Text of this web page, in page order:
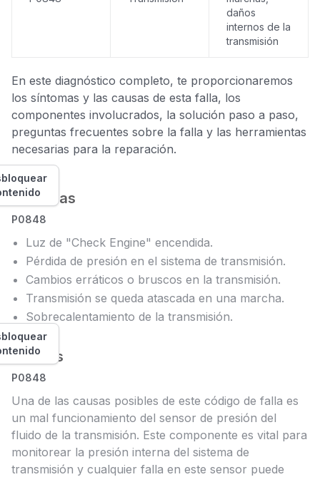
daños
internos de la
transmisión
En este diagnóstico completo, te proporcionaremos
los síntomas y las causas de esta falla, los
componentes involucrados, la solución paso a paso,
preguntas frecuentes sobre la falla y las herramientas
necesarias para la reparación.
Síntomas
P0848
Luz de "Check Engine" encendida.
Pérdida de presión en el sistema de transmisión.
Cambios erráticos o bruscos en la transmisión.
Transmisión se queda atascada en una marcha.
Sobrecalentamiento de la transmisión.
Causas
P0848
Una de las causas posibles de este código de falla es
un mal funcionamiento del sensor de presión del
fluido de la transmisión. Este componente es vital para
monitorear la presión interna del sistema de
transmisión y cualquier falla en este sensor puede